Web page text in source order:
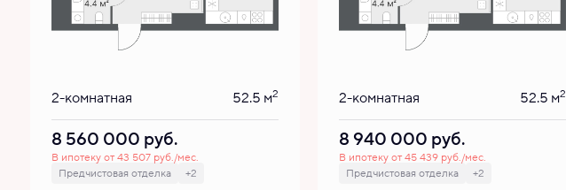
2-комнатная 52.5 м2
8 560 000 руб.
В ипотеку от 43 507 руб./мес.
Предчистовая отделка
+2
2-комнатная 52.5 м2
8 940 000 руб.
В ипотеку от 45 439 руб./мес.
Предчистовая отделка
+2